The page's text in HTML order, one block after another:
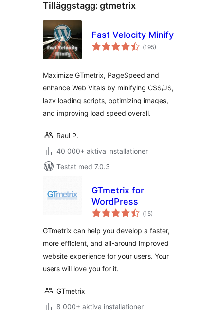
Tilläggstagg: gtmetrix
Fast Velocity Minify
(Totalt
antal
195)
Maximize GTmetrix, PageSpeed and
enhance Web Vitals by minifying CSS/JS,
lazy loading scripts, optimizing images,
and improving load speed overall.
Raul P.
40 000+ aktiva installationer
Testat med 7.0.3
GTmetrix for
WordPress
(Totalt
antal
15)
GTmetrix can help you develop a faster,
more efficient, and all-around improved
website experience for your users. Your
users will love you for it.
GTmetrix
8 000+ aktiva installationer